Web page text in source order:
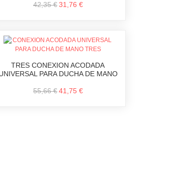
42,35 €31,76 €
TRES CONEXION ACODADA
PARA DUCHA DE MANO
55,66 €41,75 €